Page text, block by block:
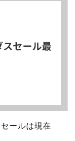
ールは現在